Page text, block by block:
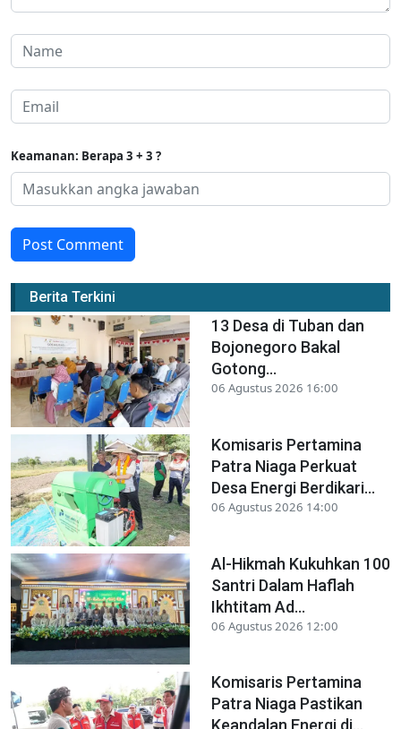
Keamanan: Berapa 3 + 3 ?
Post Comment
Berita Terkini
13 Desa di Tuban dan
Bojonegoro Bakal
Gotong...
06 Agustus 2026 16:00
Komisaris Pertamina
Patra Niaga Perkuat
Desa Energi Berdikari...
06 Agustus 2026 14:00
Al-Hikmah Kukuhkan 100
Santri Dalam Haflah
Ikhtitam Ad...
06 Agustus 2026 12:00
Komisaris Pertamina
Patra Niaga Pastikan